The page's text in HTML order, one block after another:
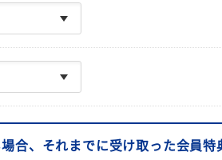
合、それまでに受け取った会員特